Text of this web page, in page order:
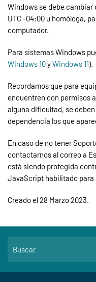
Windows se debe cambiar
UTC -04:00 u homóloga,
computador.
Para sistemas Windows
Windows 10yWindows 11).
Recordamos que para
encuentren con permisos
alguna dificultad, se
dependencia los que
En caso de no tener
contactarnos al correo a
está siendo protegida
JavaScript habilitado para
Creado el28 Marzo 2023.